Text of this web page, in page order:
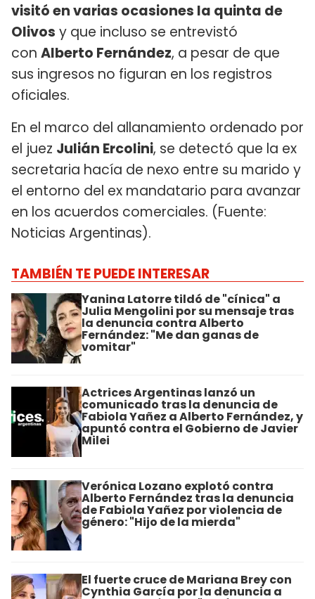
visitó en varias ocasiones la quinta de
Olivos y que incluso se entrevistó
con Alberto Fernández, a pesar de que
sus ingresos no figuran en los registros
oficiales.
En el marco del allanamiento ordenado por
el juez Julián Ercolini, se detectó que la ex
secretaria hacía de nexo entre su marido y
el entorno del ex mandatario para avanzar
en los acuerdos comerciales. (Fuente:
Noticias Argentinas).
TAMBIÉN TE PUEDE INTERESAR
Yanina Latorre tildó de "cínica" a
Julia Mengolini por su mensaje tras
la denuncia contra Alberto
Fernández: "Me dan ganas de
vomitar"
Actrices Argentinas lanzó un
comunicado tras la denuncia de
Fabiola Yañez a Alberto Fernández, y
apuntó contra el Gobierno de Javier
Milei
Verónica Lozano explotó contra
Alberto Fernández tras la denuncia
de Fabiola Yañez por violencia de
género: "Hijo de la mierda"
El fuerte cruce de Mariana Brey con
Cynthia García por la denuncia a